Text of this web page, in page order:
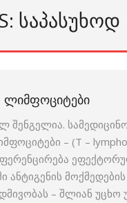
ᲡᲐᲞᲐᲡᲣᲮᲝᲓ
ᲚᲘᲛᲤᲝᲪᲘᲢᲔᲑᲘ
– (T –
ანტიგენის
– შლიან